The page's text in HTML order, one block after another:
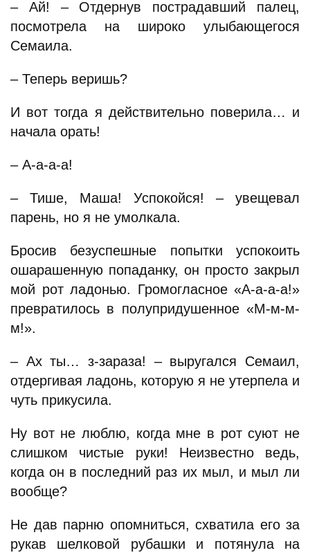
– Ай! – Отдернув пострадавший палец,
посмотрела на широко улыбающегося
Семаила.
– Теперь веришь?
И вот тогда я действительно поверила… и
начала орать!
– А-а-а-а!
– Тише, Маша! Успокойся! – увещевал
парень, но я не умолкала.
Бросив безуспешные попытки успокоить
ошарашенную попаданку, он просто закрыл
мой рот ладонью. Громогласное «А-а-а-а!»
превратилось в полупридушенное «М-м-м-
м!».
– Ах ты… з-зараза! – выругался Семаил,
отдергивая ладонь, которую я не утерпела и
чуть прикусила.
Ну вот не люблю, когда мне в рот суют не
слишком чистые руки! Неизвестно ведь,
когда он в последний раз их мыл, и мыл ли
вообще?
Не дав парню опомниться, схватила его за
рукав шелковой рубашки и потянула на